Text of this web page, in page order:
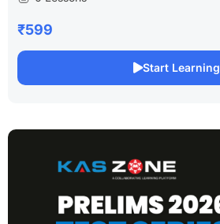
₹599
Start Learning